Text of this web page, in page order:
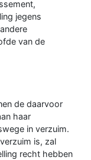
jegens
van de
de daarvoor
haar
in verzuim.
is, zal
recht hebben